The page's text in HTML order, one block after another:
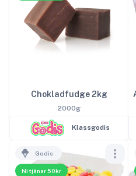
Chokladfudge 2kg
2000g
Klassgodis
Ni tjänar 50kr
Godis